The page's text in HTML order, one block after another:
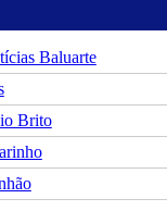
Baluarte
Brito